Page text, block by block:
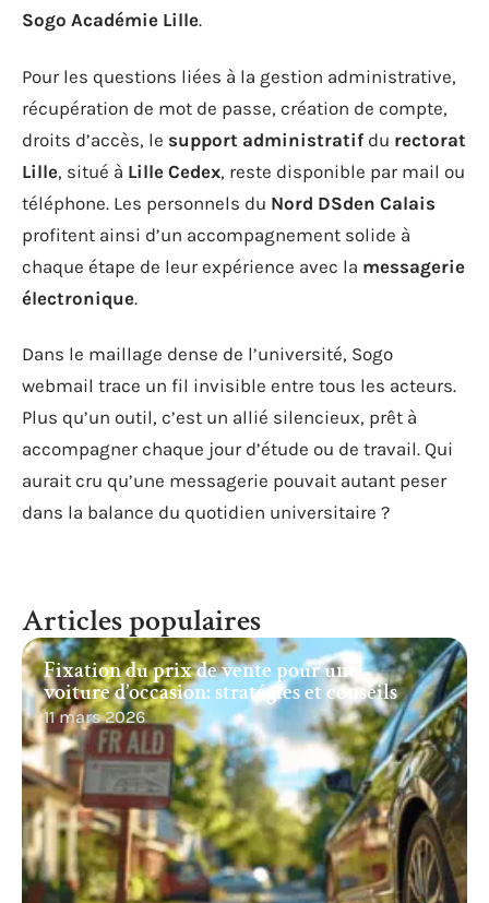
Sogo Académie Lille.
Pour les questions liées à la gestion administrative,
récupération de mot de passe, création de compte,
droits d’accès, le support administratifdu rectorat
Lille, situé à Lille Cedex, reste disponible par mail ou
téléphone. Les personnels du Nord DSden Calais
profitent ainsi d’un accompagnement solide à
chaque étape de leur expérience avec la messagerie
électronique.
Dans le maillage dense de l’université, Sogo
webmail trace un fil invisible entre tous les acteurs.
Plus qu’un outil, c’est un allié silencieux, prêt à
accompagner chaque jour d’étude ou de travail. Qui
aurait cru qu’une messagerie pouvait autant peser
dans la balance du quotidien universitaire ?
Articles populaires
Fixation du prix de vente pour une
voiture d’occasion: stratégies et conseils
11 mars 2026